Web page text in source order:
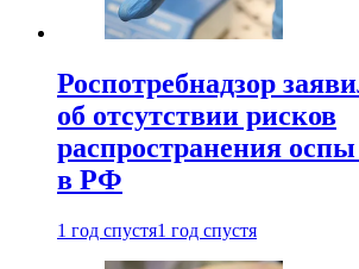
Роспотребнадзор
об отсутствии рисков
распространения оспы
в РФ
1 год спустя1 год спустя